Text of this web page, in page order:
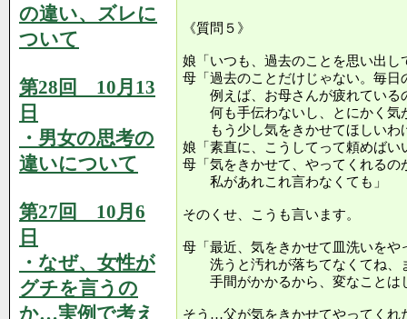
の違い、ズレに
ついて
第28回 10月13
日
・男女の思考の
違いについて
第27回 10月6
日
・なぜ、女性が
グチを言うの
か…実例で考え
《質問５》
娘「いつも、過去のことを思い出し
母「過去のことだけじゃない。毎日
例えば、お母さんが疲れている
何も手伝わないし、とにかく気
もう少し気をきかせてほしいわ
娘「素直に、こうしてって頼めばい
母「気をきかせて、やってくれる
私があれこれ言わなくても」
そのくせ、こうも言います。
母「最近、気をきかせて皿洗いを
洗うと汚れが落ちてなくてね、
手間がかかるから、変なことは
そう…父が気をきかせてやってくれ